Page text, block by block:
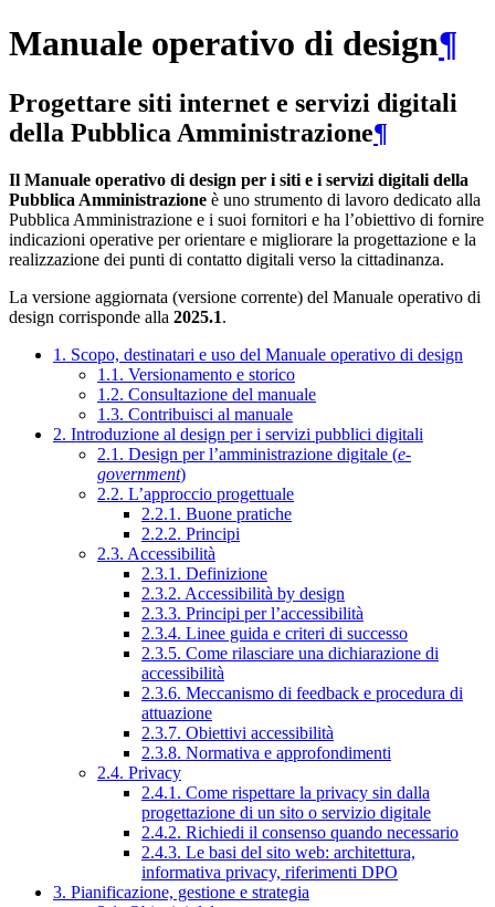
Manuale operativo di design¶
Progettare siti internet e servizi digitali
della Pubblica Amministrazione¶
Il Manuale operativo di design per i siti e i servizi digitali della
Pubblica Amministrazione è uno strumento di lavoro dedicato alla
Pubblica Amministrazione e i suoi fornitori e ha l’obiettivo di fornire
indicazioni operative per orientare e migliorare la progettazione e la
realizzazione dei punti di contatto digitali verso la cittadinanza.
La versione aggiornata (versione corrente) del Manuale operativo di
design corrisponde alla 2025.1.
1. Scopo, destinatari e uso del Manuale operativo di design
1.1. Versionamento e storico
1.2. Consultazione del manuale
1.3. Contribuisci al manuale
2. Introduzione al design per i servizi pubblici digitali
2.1. Design per l’amministrazione digitale (e-
government)
2.2. L’approccio progettuale
2.2.1. Buone pratiche
2.2.2. Principi
2.3. Accessibilità
2.3.1. Definizione
2.3.2. Accessibilità by design
2.3.3. Principi per l’accessibilità
2.3.4. Linee guida e criteri di successo
2.3.5. Come rilasciare una dichiarazione di
accessibilità
2.3.6. Meccanismo di feedback e procedura di
attuazione
2.3.7. Obiettivi accessibilità
2.3.8. Normativa e approfondimenti
2.4. Privacy
2.4.1. Come rispettare la privacy sin dalla
progettazione di un sito o servizio digitale
2.4.2. Richiedi il consenso quando necessario
2.4.3. Le basi del sito web: architettura,
informativa privacy, riferimenti DPO
3. Pianificazione, gestione e strategia